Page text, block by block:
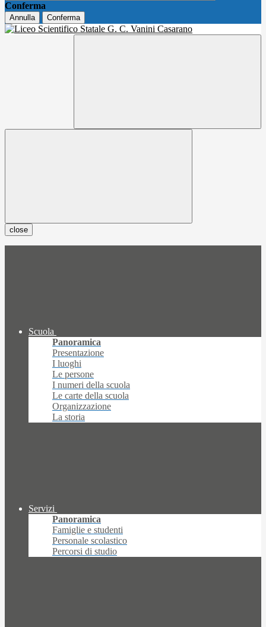
Conferma
Annulla Conferma
close
Scuola
Panoramica
Presentazione
I luoghi
Le persone
I numeri della scuola
Le carte della scuola
Organizzazione
La storia
Servizi
Panoramica
Famiglie e studenti
Personale scolastico
Percorsi di studio